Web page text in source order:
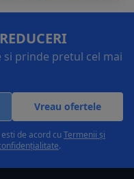
prinde pretul cel mai
Vreau ofertele
de acord cuTermenii și
.